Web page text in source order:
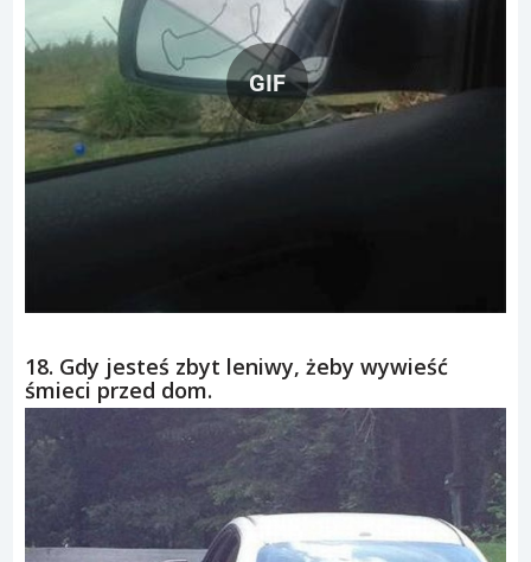
GIF
18. Gdy jesteś zbyt leniwy, żeby wywieść
śmieci przed dom.